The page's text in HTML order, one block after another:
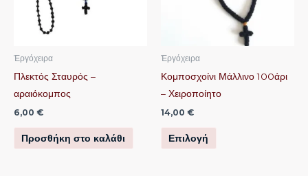
Ἐργόχειρα
Πλεκτός Σταυρός –
αραιόκομπος
6,00 €
Προσθήκη στο καλάθι
Ἐργόχειρα
Κομποσχοίνι Μάλλινο 100άρι
– Χειροποίητο
14,00 €
Επιλογή
παραλλαγές.
επιλογές
να
επιλεγούν
σελίδα